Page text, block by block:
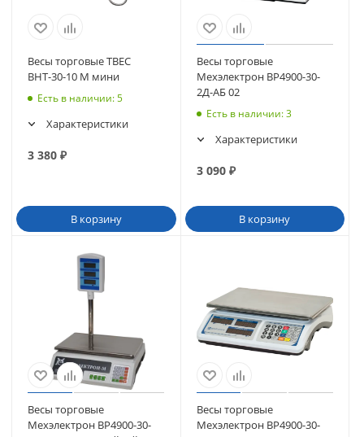
Весы торговые ТВЕС
ВНТ-30-10 М мини
Есть в наличии: 5
Характеристики
3 380 ₽
В корзину
Весы торговые
Мехэлектрон ВР4900-30-
2Д-АБ 02
Есть в наличии: 3
Характеристики
3 090₽
В корзину
Весы торговые
Мехэлектрон ВР4900-30-
Весы торговые
Мехэлектрон ВР4900-30-